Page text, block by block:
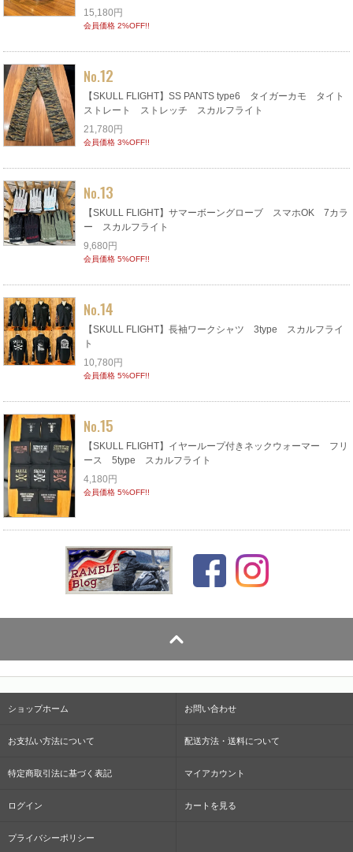
15,180円
会員価格 2%OFF!!
No.12
【SKULL FLIGHT】SS PANTS type6 タイガーカモ タイト
ストレート ストレッチ スカルフライト
21,780円
会員価格 3%OFF!!
No.13
【SKULL FLIGHT】サマーボーングローブ スマホOK 7カラ
ー スカルフライト
9,680円
会員価格 5%OFF!!
No.14
【SKULL FLIGHT】長袖ワークシャツ 3type スカルフライ
ト
10,780円
会員価格 5%OFF!!
No.15
【SKULL FLIGHT】イヤーループ付きネックウォーマー フリ
ース 5type スカルフライト
4,180円
会員価格 5%OFF!!
ショップホーム お問い合わせ
お支払い方法について 配送方法・送料について
特定商取引法に基づく表記 マイアカウント
ログイン カートを見る
プライバシーポリシー